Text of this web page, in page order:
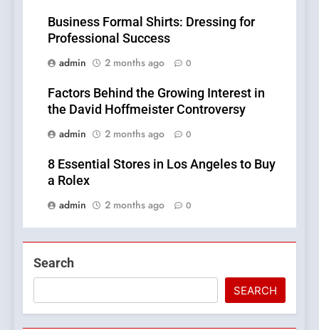
Business Formal Shirts: Dressing for
Professional Success
admin
2 months ago 0
Factors Behind the Growing Interest in
the David Hoffmeister Controversy
admin
2 months ago 0
8 Essential Stores in Los Angeles to Buy
a Rolex
admin
2 months ago 0
Search
SEARCH